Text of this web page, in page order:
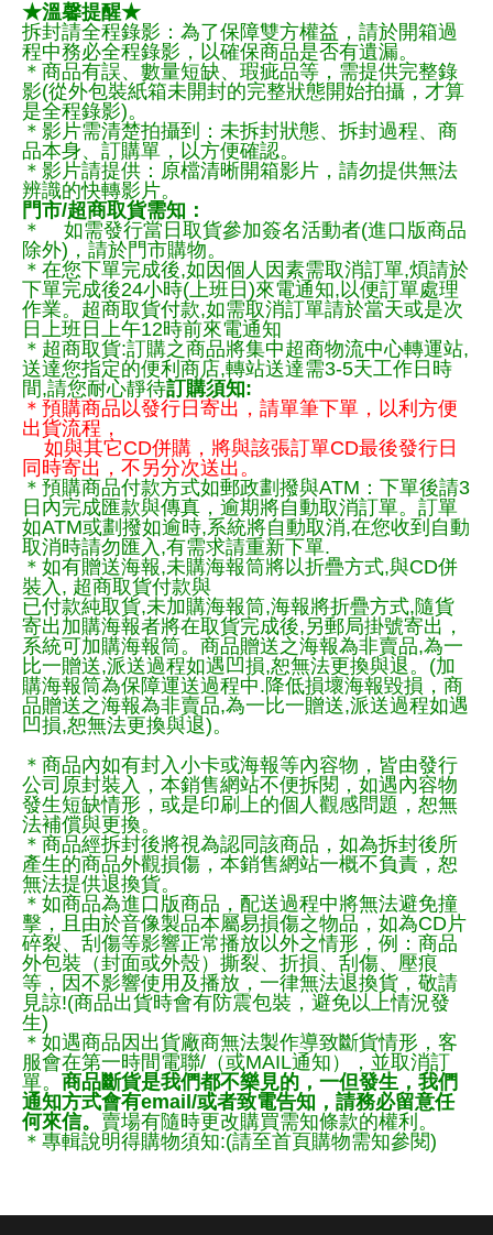
★溫馨提醒★
拆封請全程錄影：為了保障雙方權益，請於開箱過
程中務必全程錄影，以確保商品是否有遺漏。
＊商品有誤、數量短缺、瑕疵品等，需提供完整錄
影(從外包裝紙箱未開封的完整狀態開始拍攝，才算
是全程錄影)。
＊影片需清楚拍攝到：未拆封狀態、拆封過程、商
品本身、訂購單，以方便確認。
＊影片請提供：原檔清晰開箱影片，請勿提供無法
辨識的快轉影片。
門市/超商取貨需知：
＊ 如需發行當日取貨參加簽名活動者(進口版商品
除外)，請於門市購物。
＊在您下單完成後,如因個人因素需取消訂單,煩請於
下單完成後24小時(上班日)來電通知,以便訂單處理
作業。超商取貨付款,如需取消訂單請於當天或是次
日上班日上午12時前來電通知
＊超商取貨:訂購之商品將集中超商物流中心轉運站,
送達您指定的便利商店,轉站送達需3-5天工作日時
間,請您耐心靜待訂購須知:
＊預購商品以發行日寄出，請單筆下單，以利方便
出貨流程，
如與其它CD併購，將與該張訂單CD最後發行日
同時寄出，不另分次送出。
＊預購商品付款方式如郵政劃撥與ATM：下單後請3
日內完成匯款與傳真，逾期將自動取消訂單。訂單
如ATM或劃撥如逾時,系統將自動取消,在您收到自動
取消時請勿匯入,有需求請重新下單.
＊如有贈送海報,未購海報筒將以折疊方式,與CD併
裝入, 超商取貨付款與
已付款純取貨,未加購海報筒,海報將折疊方式,隨貨
寄出加購海報者將在取貨完成後,另郵局掛號寄出，
系統可加購海報筒。商品贈送之海報為非賣品,為一
比一贈送,派送過程如遇凹損,恕無法更換與退。(加
購海報筒為保障運送過程中.降低損壞海報毀損，商
品贈送之海報為非賣品,為一比一贈送,派送過程如遇
凹損,恕無法更換與退)。
＊商品內如有封入小卡或海報等內容物，皆由發行
公司原封裝入，本銷售網站不便拆閱，如遇內容物
發生短缺情形，或是印刷上的個人觀感問題，恕無
法補償與更換。
＊商品經拆封後將視為認同該商品，如為拆封後所
產生的商品外觀損傷，本銷售網站一概不負責，恕
無法提供退換貨。
＊如商品為進口版商品，配送過程中將無法避免撞
擊，且由於音像製品本屬易損傷之物品，如為CD片
碎裂、刮傷等影響正常播放以外之情形，例：商品
外包裝（封面或外殼）撕裂、折損、刮傷、壓痕
等，因不影響使用及播放，一律無法退換貨，敬請
見諒!(商品出貨時會有防震包裝，避免以上情況發
生)
＊如遇商品因出貨廠商無法製作導致斷貨情形，客
服會在第一時間電聯/（或MAIL通知），並取消訂
單。 商品斷貨是我們都不樂見的，一但發生，我們
通知方式會有email/或者致電告知，請務必留意任
何來信。 賣場有隨時更改購買需知條款的權利。
＊專輯說明得購物須知:(請至首頁購物需知參閱)